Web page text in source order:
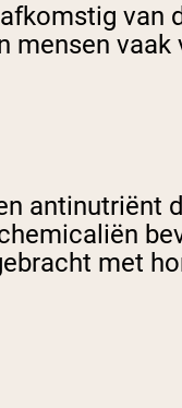
antinutriënt
met